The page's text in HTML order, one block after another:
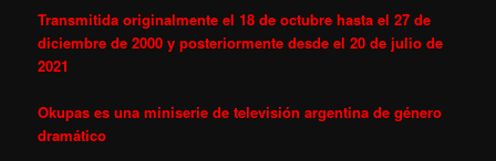
Transmitida originalmente el 18 de octubre hasta el 27 de
diciembre de 2000 y posteriormente desde el 20 de julio de
2021
Okupas es una miniserie de televisión argentina de género
dramático